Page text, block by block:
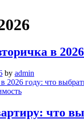
в
by admin
что